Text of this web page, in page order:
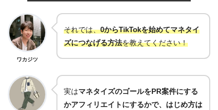
ワカジツ
それでは、0からTikTokを始めてマネタイ
ズにつなげる方法を教えてください！
実はマネタイズのゴールをPR案件にする
かアフィリエイトにするかで、はじめ方は